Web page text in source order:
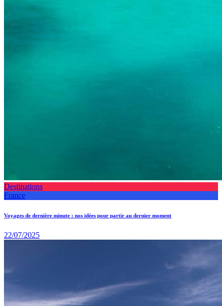
Destinations
France
Voyages de dernière minute : nos idées pour partir au dernier moment
22/07/2025